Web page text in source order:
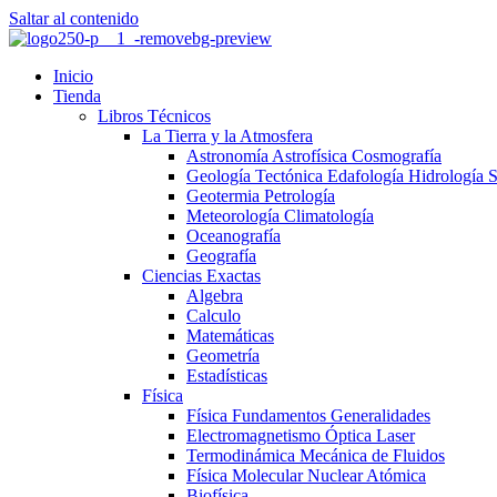
Saltar al contenido
Inicio
Tienda
Libros Técnicos
La Tierra y la Atmosfera
Astronomía Astrofísica Cosmografía
Geología Tectónica Edafología Hidrología
Geotermia Petrología
Meteorología Climatología
Oceanografía
Geografía
Ciencias Exactas
Algebra
Calculo
Matemáticas
Geometría
Estadísticas
Física
Física Fundamentos Generalidades
Electromagnetismo Óptica Laser
Termodinámica Mecánica de Fluidos
Física Molecular Nuclear Atómica